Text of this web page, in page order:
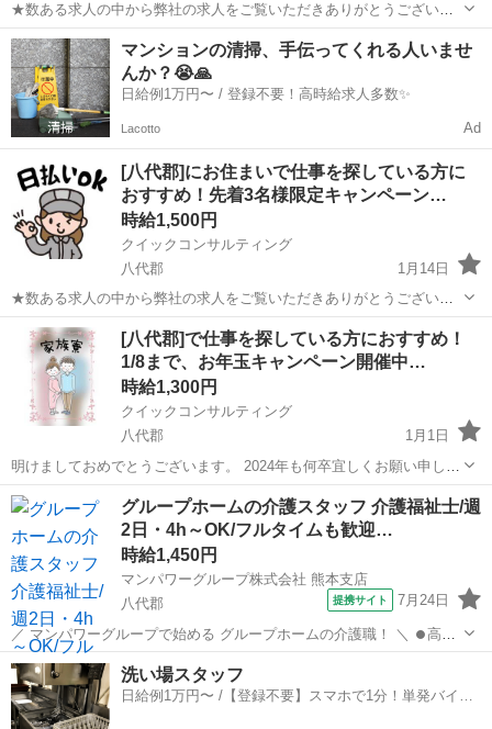
★数ある求人の中から弊社の求人をご覧いただきありがとうございま
す！ こちらの記事はジモティー様の審査を通過して掲載されておりま
すのでご安心ください！ 実際に募集中の求人のみを掲載しております
ので、応募したら別の求人を提案...
熊本 八代郡 自動車部品
マンションの清掃、手伝ってくれる人いませ
んか？😭🙏
日給例1万円〜 / 登録不要！高時給求人多数✨
Lacotto Ad
[八代郡]にお住まいで仕事を探している方に
おすすめ！先着3名様限定キャンペーン…
時給1,500円
クイックコンサルティング
八代郡
1月14日
★数ある求人の中から弊社の求人をご覧いただきありがとうございま
す！ こちらの記事はジモティー様の審査を通過して掲載されておりま
すのでご安心ください！ 実際に募集中の求人のみを掲載しております
ので、応募したら別の求人を提案...
熊本 八代郡 工場 無料
[八代郡]で仕事を探している方におすすめ！
1/8まで、お年玉キャンペーン開催中…
時給1,300円
クイックコンサルティング
八代郡
1月1日
明けましておめでとうございます。 2024年も何卒宜しくお願い申し上
げます。 1/8まで！お年玉キャンペーン開催中！^^ 取り扱っている求
人で就業されると入社日に1～3万円分のクオカードをプレゼント！！
※お選び...
熊本
グループホームの介護スタッフ 介護福祉士/週
2日・4h～OK/フルタイムも歓迎…
時給1,450円
マンパワーグループ株式会社 熊本支店
八代郡
提携サイト 7月24日
／ マンパワーグループで始める グループホームの介護職！ ＼ ⏺️高時
給で稼げる！ ⏺️ライフスタイルに合わせて働ける！ ⏺️資格取得支援な
熊本 八代郡 医療
洗い場スタッフ
日給例1万円〜 /【登録不要】スマホで1分！単発バイト